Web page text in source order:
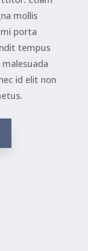
mollis
porta
tempus
id elit non